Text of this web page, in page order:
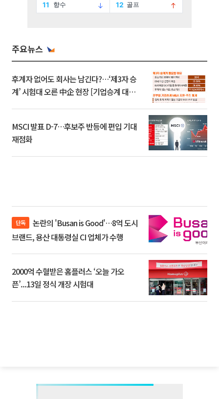
주요뉴스
후계자 없어도 회사는 남긴다?…‘제3자 승
계’ 시험대 오른 中企 현장 [기업승계 대전
MSCI 발표 D-7…후보주 반등에 편입 기대
재점화
단독
브랜드, 용산 대통령실 CI 업체가 수행
2000억 수혈받은 홈플러스 ‘오늘 가오
픈’...13일 정식 개장 시험대